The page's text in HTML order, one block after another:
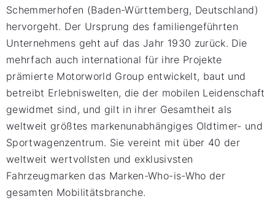
Schemmerhofen (Baden-Württemberg, Deutschland)
hervorgeht. Der Ursprung des familiengeführten
Unternehmens geht auf das Jahr 1930 zurück. Die
mehrfach auch international für ihre Projekte
prämierte Motorworld Group entwickelt, baut und
betreibt Erlebniswelten, die der mobilen Leidenschaft
gewidmet sind, und gilt in ihrer Gesamtheit als
weltweit größtes markenunabhängiges Oldtimer- und
Sportwagenzentrum. Sie vereint mit über 40 der
weltweit wertvollsten und exklusivsten
Fahrzeugmarken das Marken-Who-is-Who der
gesamten Mobilitätsbranche.